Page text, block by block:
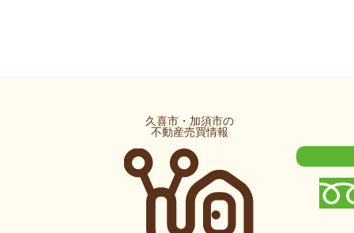
久喜市・加須市の
不動産売買情報